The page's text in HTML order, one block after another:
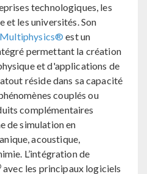
technologiques, les
et les universités. Son
est un
permettant la création
et d'applications de
réside dans sa capacité
couplés ou
complémentaires
de simulation en
acoustique,
L’intégration de
avec les principaux logiciels